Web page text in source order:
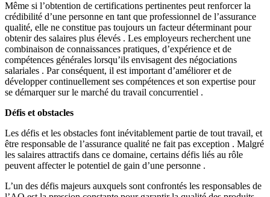
Même si l’obtention de certifications pertinentes peut renforcer la
crédibilité d’une personne en tant que professionnel de l’assurance
qualité, elle ne constitue pas toujours un facteur déterminant pour
obtenir des salaires plus élevés . Les employeurs recherchent une
combinaison de connaissances pratiques, d’expérience et de
compétences générales lorsqu’ils envisagent des négociations
salariales . Par conséquent, il est important d’améliorer et de
développer continuellement ses compétences et son expertise pour
se démarquer sur le marché du travail concurrentiel .
Défis et obstacles
Les défis et les obstacles font inévitablement partie de tout travail, et
être responsable de l’assurance qualité ne fait pas exception . Malgré
les salaires attractifs dans ce domaine, certains défis liés au rôle
peuvent affecter le potentiel de gain d’une personne .
L’un des défis majeurs auxquels sont confrontés les responsables de